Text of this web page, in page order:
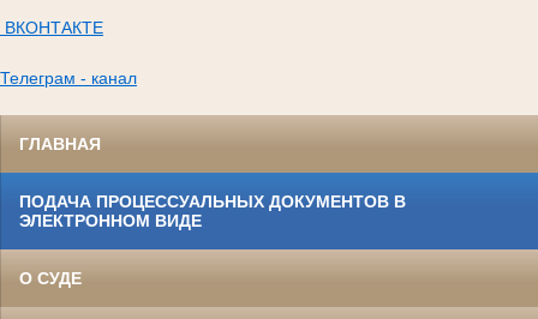
ВКОНТАКТЕ
Телеграм - канал
ГЛАВНАЯ
ПОДАЧА ПРОЦЕССУАЛЬНЫХ ДОКУМЕНТОВ В
ЭЛЕКТРОННОМ ВИДЕ
О СУДЕ